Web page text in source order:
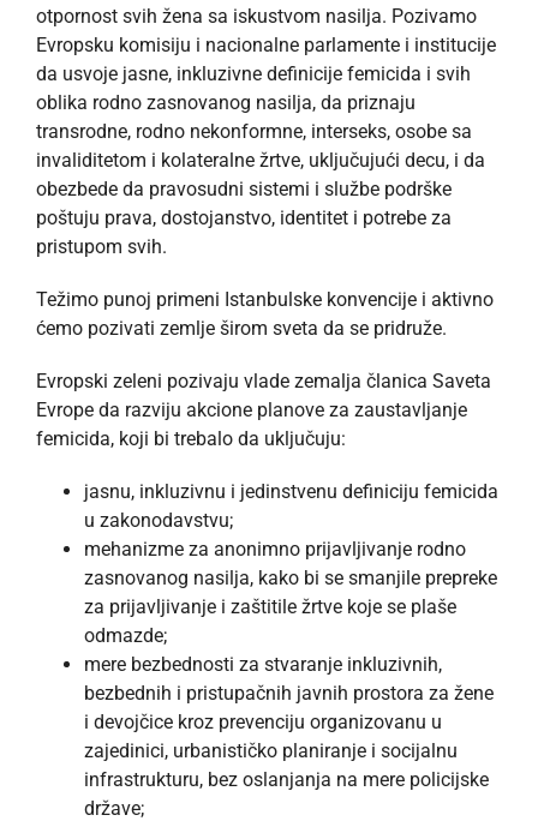
otpornost svih žena sa iskustvom nasilja. Pozivamo
Evropsku komisiju i nacionalne parlamente i institucije
da usvoje jasne, inkluzivne definicije femicida i svih
oblika rodno zasnovanog nasilja, da priznaju
transrodne, rodno nekonformne, interseks, osobe sa
invaliditetom i kolateralne žrtve, uključujući decu, i da
obezbede da pravosudni sistemi i službe podrške
poštuju prava, dostojanstvo, identitet i potrebe za
pristupom svih.
Težimo punoj primeni Istanbulske konvencije i aktivno
ćemo pozivati zemlje širom sveta da se pridruže.
Evropski zeleni pozivaju vlade zemalja članica Saveta
Evrope da razviju akcione planove za zaustavljanje
femicida, koji bi trebalo da uključuju:
jasnu, inkluzivnu i jedinstvenu definiciju femicida
u zakonodavstvu;
mehanizme za anonimno prijavljivanje rodno
zasnovanog nasilja, kako bi se smanjile prepreke
za prijavljivanje i zaštitile žrtve koje se plaše
odmazde;
mere bezbednosti za stvaranje inkluzivnih,
bezbednih i pristupačnih javnih prostora za žene
i devojčice kroz prevenciju organizovanu u
zajedinici, urbanističko planiranje i socijalnu
infrastrukturu, bez oslanjanja na mere policijske
države;